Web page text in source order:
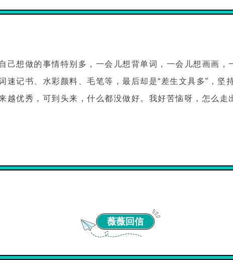
己想做的事情特别多，一会儿想背单词，一会儿想画画
速记书、水彩颜料、毛笔等，最后却是“差生文具多”，坚
越优秀，可到头来，什么都没做好。我好苦恼呀，怎么走
薇薇回信